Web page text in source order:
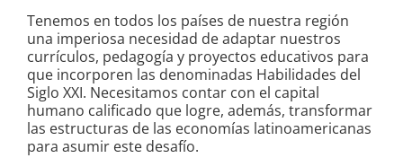
Tenemos en todos los países de nuestra región
una imperiosa necesidad de adaptar nuestros
currículos, pedagogía y proyectos educativos para
que incorporen las denominadas Habilidades del
Siglo XXI. Necesitamos contar con el capital
humano calificado que logre, además, transformar
las estructuras de las economías latinoamericanas
para asumir este desafío.